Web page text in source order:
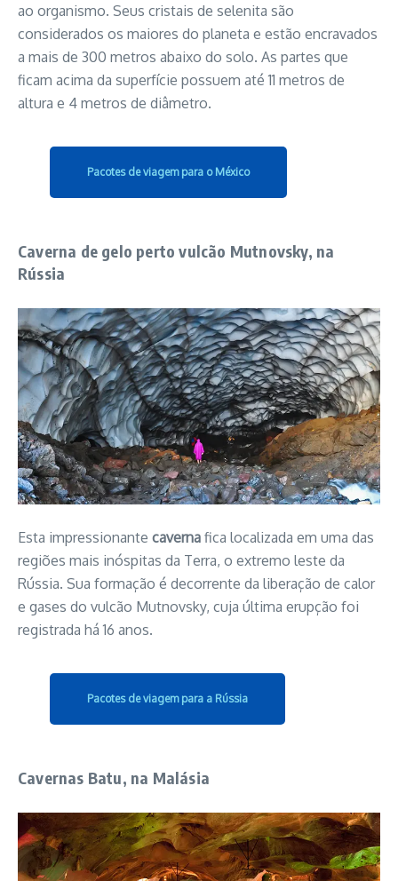
ao organismo. Seus cristais de selenita são
considerados os maiores do planeta e estão encravados
a mais de 300 metros abaixo do solo. As partes que
ficam acima da superfície possuem até 11 metros de
altura e 4 metros de diâmetro.
Pacotes de viagem para o México
Caverna de gelo perto vulcão Mutnovsky, na
Rússia
Esta impressionante caverna fica localizada em uma das
regiões mais inóspitas da Terra, o extremo leste da
Rússia. Sua formação é decorrente da liberação de calor
e gases do vulcão Mutnovsky, cuja última erupção foi
registrada há 16 anos.
Pacotes de viagem para a Rússia
Cavernas Batu, na Malásia